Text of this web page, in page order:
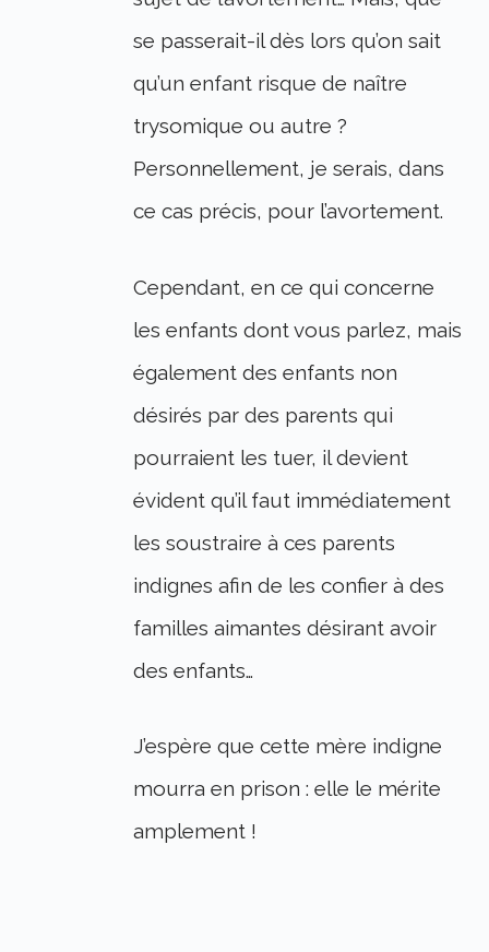
se passerait-il dès lors qu’on sait
qu’un enfant risque de naître
trysomique ou autre ?
Personnellement, je serais, dans
ce cas précis, pour l’avortement.
Cependant, en ce qui concerne
les enfants dont vous parlez, mais
également des enfants non
désirés par des parents qui
pourraient les tuer, il devient
évident qu’il faut immédiatement
les soustraire à ces parents
indignes afin de les confier à des
familles aimantes désirant avoir
des enfants…
J’espère que cette mère indigne
mourra en prison : elle le mérite
amplement !